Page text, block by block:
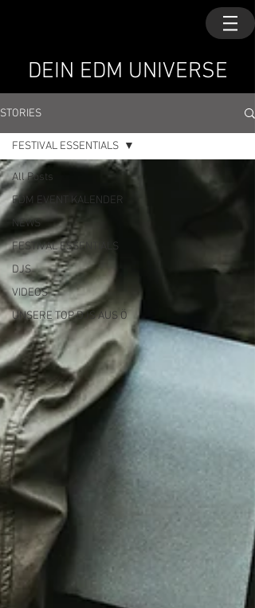
DEIN EDM UNIVERSE
STORIES
All Posts
EDM EVENT KALENDER
NEWS
FESTIVAL ESSENTIALS
DJS
VIDEOS
UNSERE TOP DJS AUS Ö
FESTIVAL ESSENTIALS